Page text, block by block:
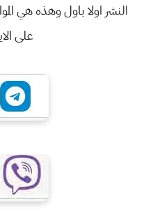
النشر اولا باول وهذه هي
على